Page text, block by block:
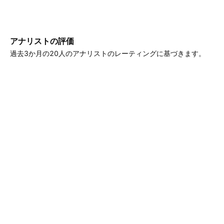
アナリストの評価
過去3か月の20人のアナリストのレーティングに基づきます。